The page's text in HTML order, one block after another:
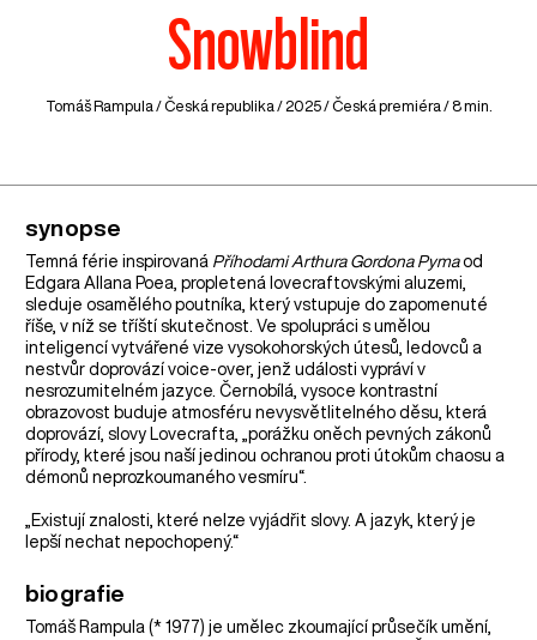
Snowblind
Tomáš Rampula /Česká republika / 2025 / Česká premiéra / 8 min.
synopse
Temná férie inspirovaná Příhodami Arthura Gordona Pymaod
Edgara Allana Poea, propletená lovecraftovskými aluzemi,
sleduje osamělého poutníka, který vstupuje do zapomenuté
říše, v níž se tříští skutečnost. Ve spolupráci s umělou
inteligencí vytvářené vize vysokohorských útesů, ledovců a
nestvůr doprovází voice-over, jenž události vypráví v
nesrozumitelném jazyce. Černobílá, vysoce kontrastní
obrazovost buduje atmosféru nevysvětlitelného děsu, která
doprovází, slovy Lovecrafta, „porážku oněch pevných zákonů
přírody, které jsou naší jedinou ochranou proti útokům chaosu a
démonů neprozkoumaného vesmíru“.
„Existují znalosti, které nelze vyjádřit slovy. A jazyk, který je
lepší nechat nepochopený.“
biografie
Tomáš Rampula (* 1977) je umělec zkoumající průsečík umění,